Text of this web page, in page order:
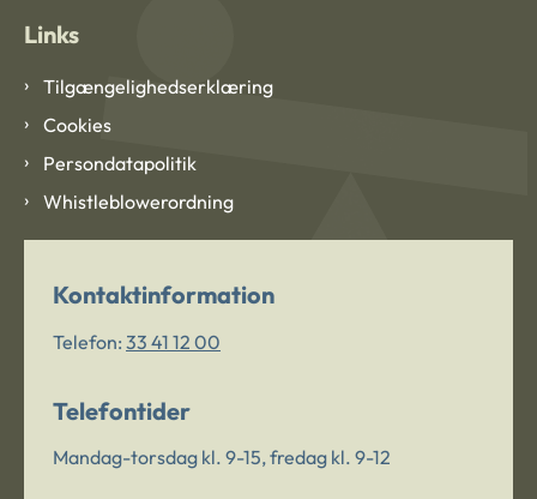
Links
Tilgængelighedserklæring
Cookies
Persondatapolitik
Whistleblowerordning
Kontaktinformation
Telefon: 33 41 12 00
Telefontider
Mandag-torsdag kl. 9-15, fredag kl. 9-12